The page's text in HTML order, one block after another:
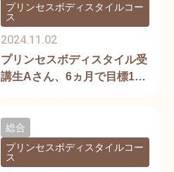
プリンセスボディスタイル受
講生Aさん、6ヵ月で目標15k
2024.11.02
プリンセスボディスタイルコー
ス
総合
プリンセスボディスタイルコー
ス